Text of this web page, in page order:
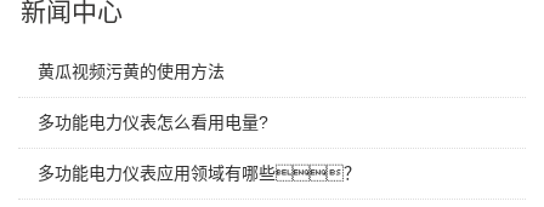
新闻中心
黄瓜视频污黄的使用方法
多功能电力仪表怎么看用电量?
多功能电力仪表应用领域有哪些？